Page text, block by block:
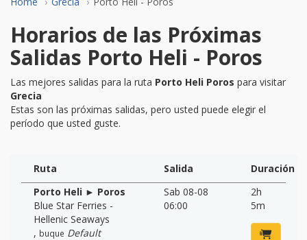
Horarios de las Próximas
Salidas Porto Heli - Poros
Las mejores salidas para la ruta Porto Heli Poros para visitar
Grecia
Estas son las próximas salidas, pero usted puede elegir el
período que usted guste.
Ruta Salida
Duración
Porto Heli ► Poros
Blue Star Ferries -
Hellenic Seaways
, buque Default
Sab 08-08
06:00
2h
5m